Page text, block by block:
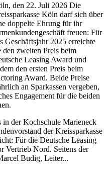
den 22. Juli 2026 Die
Köln darf sich über
doppelte Ehrung für ihr
freuen: Für
Geschäftsjahr 2025 erreichte
den zweiten Preis beim
Leasing Award und
den ersten Preis beim
Award. Beide Preise
an Sparkassen vergeben,
Engagement für die beiden
in der Kochschule Marieneck
der Kreissparkasse
Für die Deutsche Leasing
Vertrieb Nord. Seitens der
Budig, Leiter...